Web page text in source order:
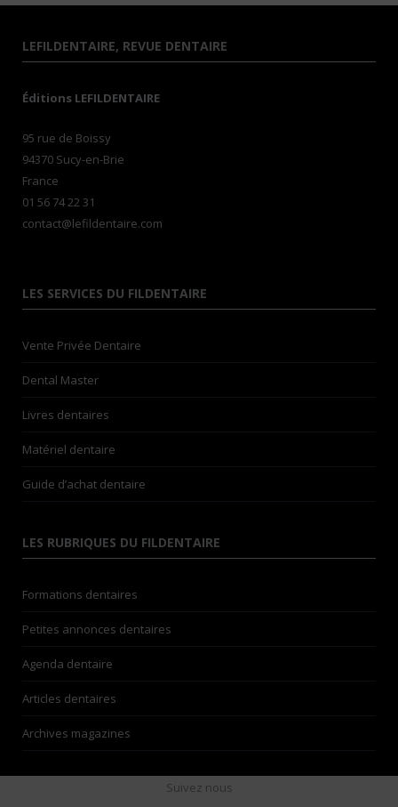
LEFILDENTAIRE, REVUE DENTAIRE
Éditions LEFILDENTAIRE
95 rue de Boissy
94370 Sucy-en-Brie
France
01 56 74 22 31
contact@lefildentaire.com
LES SERVICES DU FILDENTAIRE
Vente Privée Dentaire
Dental Master
Livres dentaires
Matériel dentaire
Guide d’achat dentaire
LES RUBRIQUES DU FILDENTAIRE
Formations dentaires
Petites annonces dentaires
Agenda dentaire
Articles dentaires
Archives magazines
Suivez nous